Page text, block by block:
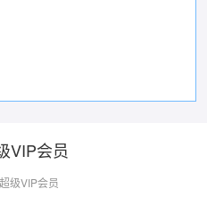
VIP会员
级VIP会员